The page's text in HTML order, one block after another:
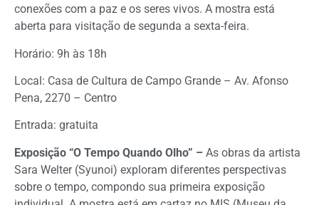
conexões com a paz e os seres vivos. A mostra está
aberta para visitação de segunda a sexta-feira.
Horário: 9h às 18h
Local: Casa de Cultura de Campo Grande – Av. Afonso
Pena, 2270 – Centro
Entrada: gratuita
Exposição “O Tempo Quando Olho” – As obras da artista
Sara Welter (Syunoi) exploram diferentes perspectivas
sobre o tempo, compondo sua primeira exposição